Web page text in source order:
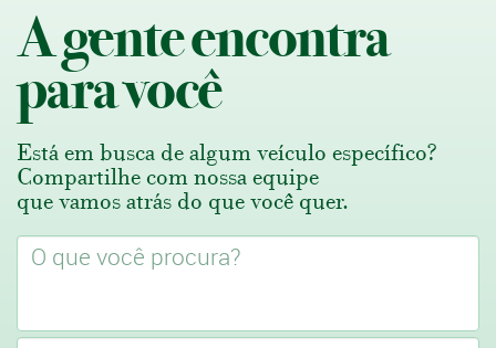
A gente encontra
para você
Está em busca de algum veículo específico?
Compartilhe com nossa equipe
que vamos atrás do que você quer.